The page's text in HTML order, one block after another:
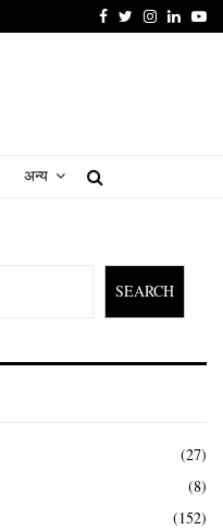
FacebookTwitter
Instagram
अन्य
SEARCH
(27)
(8)
(152)